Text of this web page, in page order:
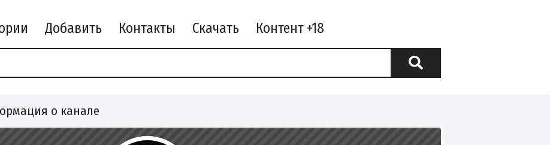
Добавить Контакты Скачать
о канале